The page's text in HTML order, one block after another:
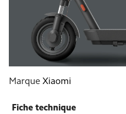
Marque Xiaomi
Fiche technique